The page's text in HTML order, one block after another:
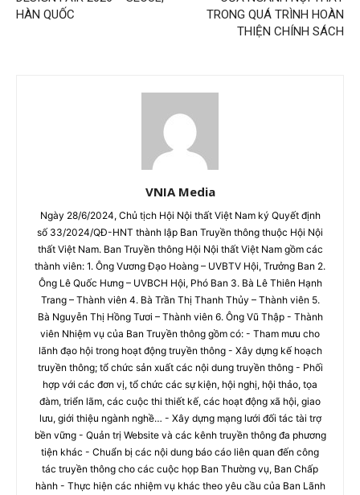
HÀN QUỐC
TRONG QUÁ TRÌNH HOÀN
THIỆN CHÍNH SÁCH
VNIA Media
Ngày 28/6/2024, Chủ tịch Hội Nội thất Việt Nam ký Quyết định
số 33/2024/QĐ-HNT thành lập Ban Truyền thông thuộc Hội Nội
thất Việt Nam. Ban Truyền thông Hội Nội thất Việt Nam gồm các
thành viên: 1. Ông Vương Đạo Hoàng – UVBTV Hội, Trưởng Ban 2.
Ông Lê Quốc Hưng – UVBCH Hội, Phó Ban 3. Bà Lê Thiên Hạnh
Trang – Thành viên 4. Bà Trần Thị Thanh Thủy – Thành viên 5.
Bà Nguyễn Thị Hồng Tươi – Thành viên 6. Ông Vũ Thập - Thành
viên Nhiệm vụ của Ban Truyền thông gồm có: - Tham mưu cho
lãnh đạo hội trong hoạt động truyền thông - Xây dựng kế hoạch
truyền thông; tổ chức sản xuất các nội dung truyền thông - Phối
hợp với các đơn vị, tổ chức các sự kiện, hội nghị, hội thảo, tọa
đàm, triển lãm, các cuộc thi thiết kế, các hoạt động xã hội, giao
lưu, giới thiệu ngành nghề… - Xây dựng mạng lưới đối tác tài trợ
bền vững - Quản trị Website và các kênh truyền thông đa phương
tiện khác - Chuẩn bị các nội dung báo cáo liên quan đến công
tác truyền thông cho các cuộc họp Ban Thường vụ, Ban Chấp
hành - Thực hiện các nhiệm vụ khác theo yêu cầu của Ban Lãnh